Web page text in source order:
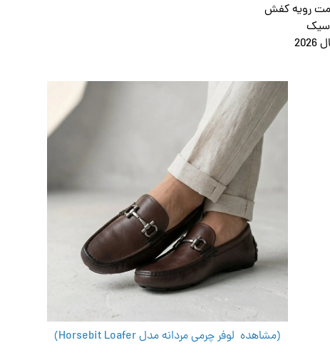
رویه کفش
(مشاهده لوفر چرمی مردانه مدل Horsebit Loafer)